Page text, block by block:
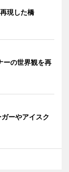
現した橋
ーの世界観を再
ーやアイスク